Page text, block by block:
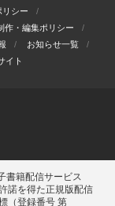
リシー
作・編集ポリシー
お知らせ一覧
イト
書籍配信サービス
諾を得た正規版配信
（登録番号 第